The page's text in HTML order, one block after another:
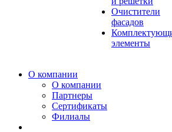
Очистители
фасадов
элементы
О компании
О компании
Партнеры
Сертификаты
Филиалы